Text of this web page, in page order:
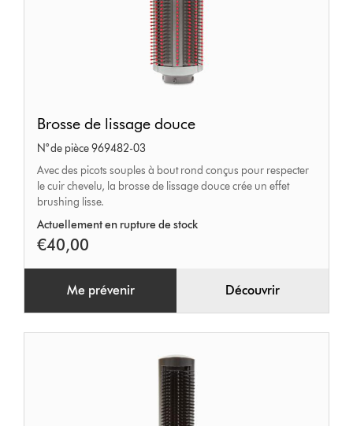
de
lissage
douce
Brosse de lissage douce
N° de pièce 969482-03
Avec des picots souples à bout rond conçus pour respecter
le cuir chevelu, la brosse de lissage douce crée un effet
brushing lisse.
Actuellement en rupture de stock
€40,00
Me prévenir Découvrir